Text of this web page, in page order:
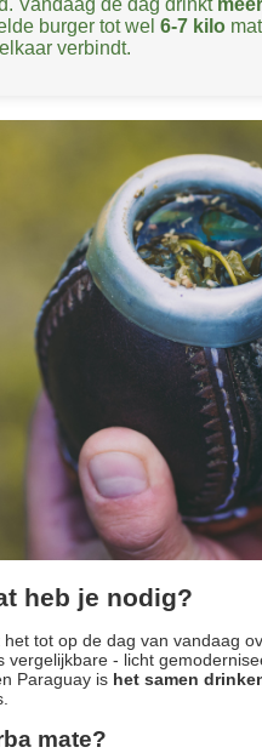
Vandaag de dag drinkt
burger tot wel 6-7 kilo
verbindt.
heb je nodig?
tot op de dag van vandaag
- licht
Paraguay is het samen
mate?